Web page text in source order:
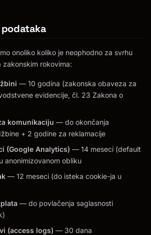
podataka
onoliko koliko je neophodno za svrhu
rokovima:
— 10 godina (zakonska obaveza za
evidencije, čl. 23 Zakona o
komunikaciju — do okončanja
+ 2 godine za reklamacije
(Google Analytics) — 14 meseci (default
anonimizovanom obliku
— 12 meseci (do isteka cookie-ja u
— do povlačenja saglasnosti
(access logs) — 30 dana